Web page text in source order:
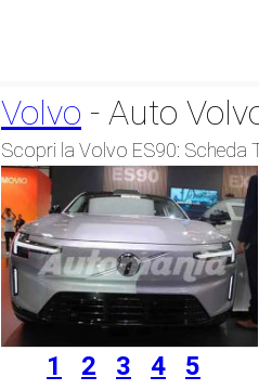
Volvo - Auto
Scopri la Volvo ES90: Scheda
1 2 3 4 5